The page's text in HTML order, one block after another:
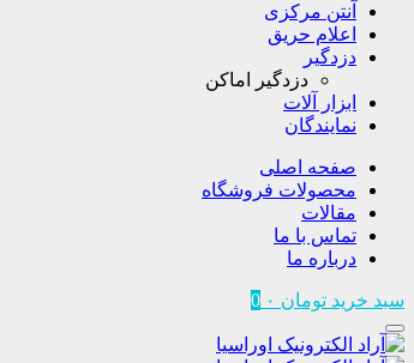
آنتن مرکزی
اعلام حریق
دزدگیر
دزدگیر اماکن
ابزار آلات
نمایندگان
صفحه اصلی
محصولات فروشگاه
مقالات
تماس با ما
درباره ما
سبد خرید تومان 0